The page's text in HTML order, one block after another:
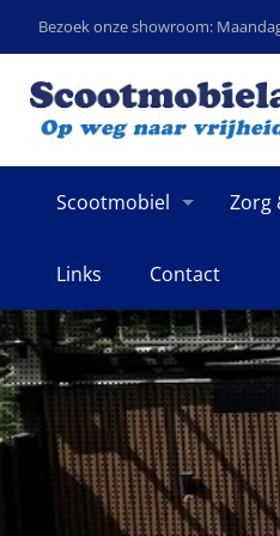
Bezoek onze showroom:
Scootmobiel Zorg
Links Contact